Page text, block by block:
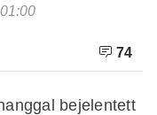
74
bejelentett